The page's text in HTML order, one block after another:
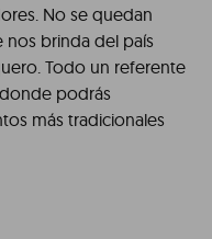
No se quedan
nos brinda del país
Todo un referente
podrás
más tradicionales